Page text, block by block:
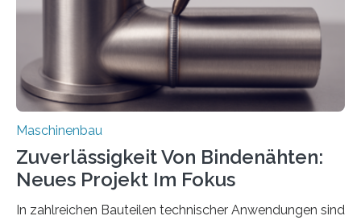
vom 23. bis 25. September in Nürnberg…
Maschinenbau
Zuverlässigkeit Von Bindenähten:
Neues Projekt Im Fokus
In zahlreichen Bauteilen technischer Anwendungen sind